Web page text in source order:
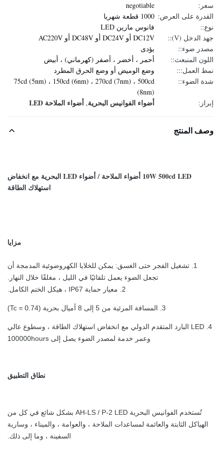
سعر:
negotiable
القدرة على العرض: 1000 قطعة شهريا
نوع::
فانوس مارين LED
جهد الدخل (V)::
DC12V أو DC24V أو DC48V أو AC220V
مصدر ضوء::
يؤدى
اللون المنبعث::
أحمر ، أخضر ، أصفر (كهرماني) ، أبيض
نمط العمل:::
وضع الوميض أو وضع الحرق المطرد
شدة الضوء::
75cd (5nm) ، 150cd (6nm) ، 270cd (7nm) ، 500cd
(8nm)
إبراز:
أضواء الفوانيس البحرية, أضواء الملاحة LED
وصف المنتج
10W 500cd LED أضواء الملاحة / أضواء LED البحرية مع انخفاض
استهلاك الطاقة
مزايا
1. تشغيل الفجر حتى الغسق: يمكن للخلايا الكهروضوئية المدمجة أن
تجعل الضوء يعمل تلقائيًا في الليل ، مغلقًا خلال النهار.
2. معيار حماية IP67 ، هيكل الختم الكامل.
3. المسافة المرئية من 5 إلى 8 أميال بحرية (Tc = 0.74)
4. LED البارد المتقدم الدولي مع انخفاض استهلاك الطاقة ، وسطوع عالي
وعمر خدمة لمصدر الضوء يصل إلى 100000hours
نطاق التطبيق
تُستخدم الفوانيس البحرية AH-LS / P-2 LED بشكل شائع في كل من
الهياكل الثابتة والعائمة لمساعدات الملاحة ، والعوامة ، والميناء ، وسارية
السفينة ، وما إلى ذلك.